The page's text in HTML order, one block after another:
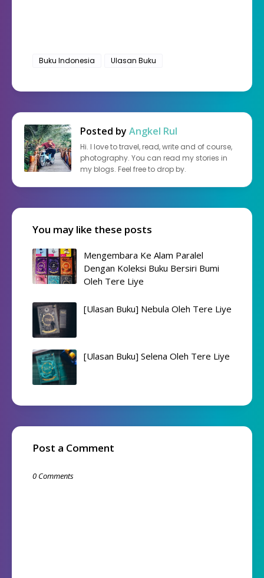
Buku Indonesia Ulasan Buku
Posted by Angkel Rul
Hi. I love to travel, read, write and of course,
photography. You can read my stories in
my blogs. Feel free to drop by.
You may like these posts
Mengembara Ke Alam Paralel
Dengan Koleksi Buku Bersiri Bumi
Oleh Tere Liye
[Ulasan Buku] Nebula Oleh Tere Liye
[Ulasan Buku] Selena Oleh Tere Liye
Post a Comment
0 Comments